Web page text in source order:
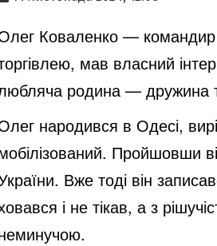
Коваленко — командир
мав власний
родина — дружина
народився в Одесі,
Пройшовши
Вже тоді він
і не тікав, а з